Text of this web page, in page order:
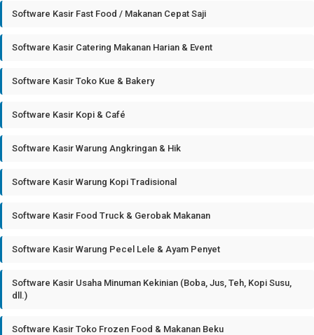
Software Kasir Fast Food / Makanan Cepat Saji
Software Kasir Catering Makanan Harian & Event
Software Kasir Toko Kue & Bakery
Software Kasir Kopi & Café
Software Kasir Warung Angkringan & Hik
Software Kasir Warung Kopi Tradisional
Software Kasir Food Truck & Gerobak Makanan
Software Kasir Warung Pecel Lele & Ayam Penyet
Software Kasir Usaha Minuman Kekinian (Boba, Jus, Teh, Kopi Susu,
dll.)
Software Kasir Toko Frozen Food & Makanan Beku